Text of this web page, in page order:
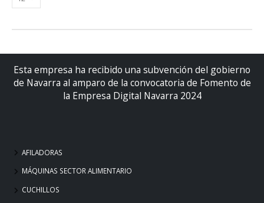
Esta empresa ha recibido una subvención del gobierno
de Navarra al amparo de la convocatoria de Fomento de
la Empresa Digital Navarra 2024
AFILADORAS
MÁQUINAS SECTOR ALIMENTARIO
CUCHILLOS